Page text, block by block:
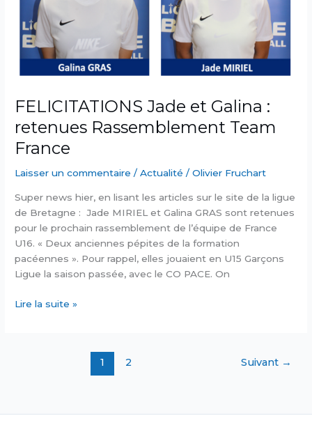
UEFA
PORTUGAL
FELICITATIONS Jade et Galina :
retenues Rassemblement Team
France
Laisser un commentaire /Actualité /Olivier Fruchart
Super news hier, en lisant les articles sur le site de la ligue
de Bretagne : Jade MIRIEL et Galina GRAS sont retenues
pour le prochain rassemblement de l’équipe de France
U16. « Deux anciennes pépites de la formation
pacéennes ». Pour rappel, elles jouaient en U15 Garçons
Ligue la saison passée, avec le CO PACE. On
FELICITATIONS
Lire la suite »
1 2 Suivant →